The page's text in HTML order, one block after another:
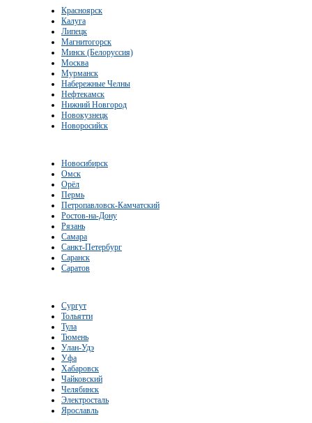
Красноярск
Калуга
Липецк
Магнитогорск
Минск (Белоруссия)
Москва
Мурманск
Набережные Челны
Нефтекамск
Нижний Новгород
Новокузнецк
Новоросийск
Новосибирск
Омск
Орёл
Пермь
Петропавловск-Камчатский
Ростов-на-Дону
Рязань
Самара
Санкт-Петербург
Саранск
Саратов
Сургут
Тольятти
Тула
Тюмень
Улан-Удэ
Уфа
Хабаровск
Чайковский
Челябинск
Электросталь
Ярославль